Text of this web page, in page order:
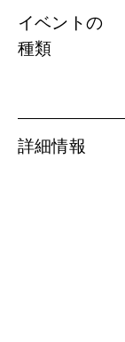
イベントの
種類
詳細情報